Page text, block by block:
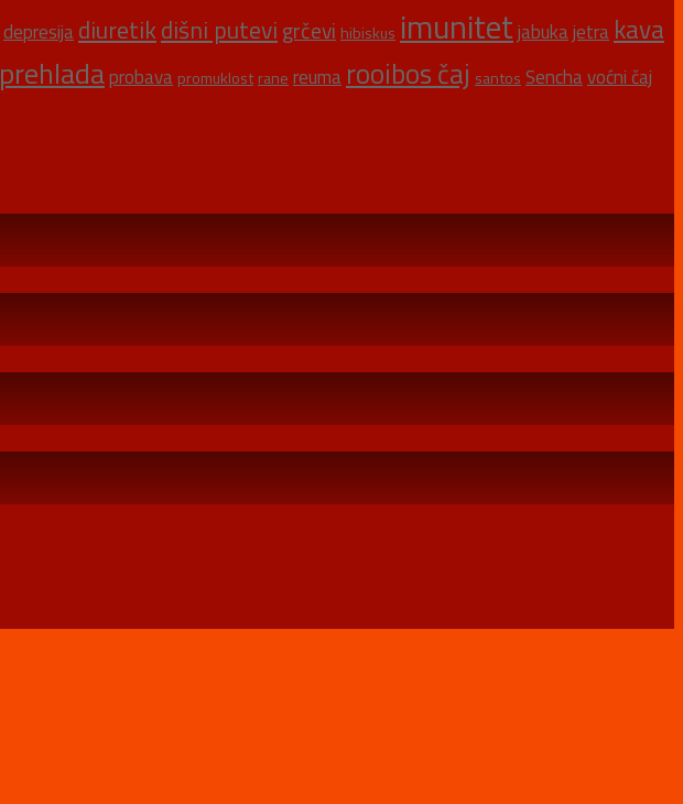
depresijadiuretikdišni putevi grčevi hibiskus imunitetjabukajetra kava
prehladaprobava promuklost rane reuma rooibos čaj santos Senchavoćni čaj